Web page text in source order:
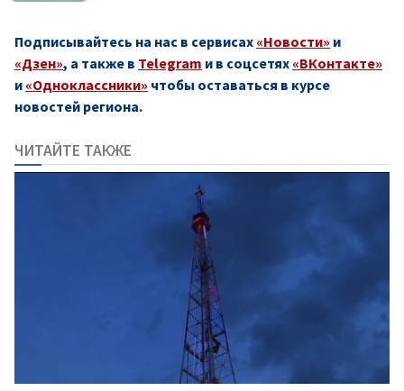
Подписывайтесь на нас в сервисах «Новости» и
«Дзен», а также в Telegram и в соцсетях «ВКонтакте»
и «Одноклассники» чтобы оставаться в курсе
новостей региона.
ЧИТАЙТЕ ТАКЖЕ